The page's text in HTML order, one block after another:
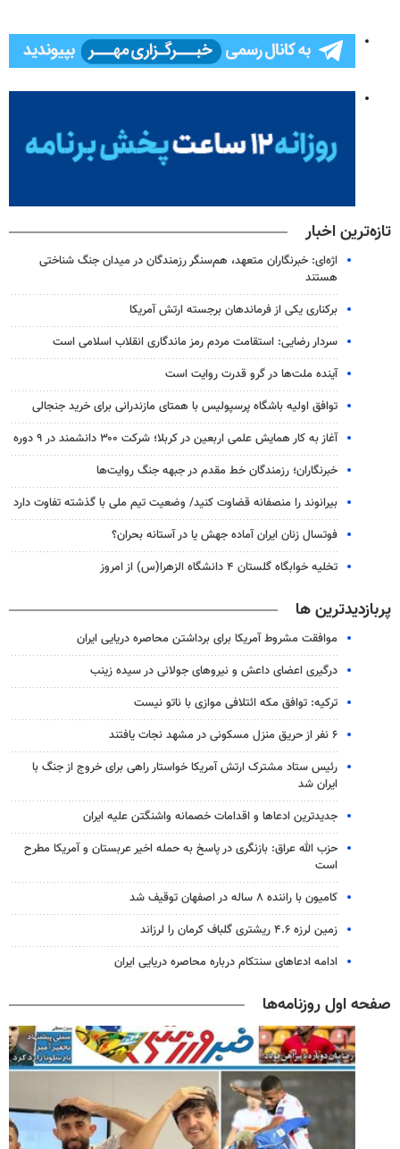
تازه‌ترین اخبار
اژه‌ای: خبرنگاران متعهد، هم‌سنگر رزمندگان در میدان جنگ شناختی
هستند
برکناری یکی از فرماندهان برجسته ارتش آمریکا
سردار رضایی: استقامت مردم رمز ماندگاری انقلاب اسلامی است
آینده ملت‌ها در گرو قدرت روایت است
توافق اولیه باشگاه پرسپولیس با همتای مازندرانی برای خرید جنجالی
آغاز به کار همایش علمی اربعین در کربلا؛ شرکت ۳۰۰ دانشمند در ۹ دوره
خبرنگاران؛ رزمندگان خط مقدم در جبهه جنگ روایت‌ها
بیرانوند را منصفانه قضاوت کنید/ وضعیت تیم ملی با گذشته تفاوت دارد
فوتسال زنان ایران آماده جهش یا در آستانه بحران؟
تخلیه خوابگاه گلستان ۴ دانشگاه الزهرا(س) از امروز
پربازدیدترین ها
موافقت مشروط آمریکا برای برداشتن محاصره دریایی ایران
درگیری اعضای داعش و نیروهای جولانی در سیده زینب
ترکیه: توافق مکه ائتلافی موازی با ناتو نیست
۶ نفر از حریق منزل مسکونی در مشهد نجات یافتند
رئیس ستاد مشترک ارتش آمریکا خواستار راهی برای خروج از جنگ با
ایران شد
جدیدترین ادعاها و اقدامات خصمانه واشنگتن علیه ایران
حزب الله عراق: بازنگری در پاسخ به حمله اخیر عربستان و آمریکا مطرح
است
کامیون با راننده ۸ ساله در اصفهان توقیف شد
زمین لرزه ۴.۶ ریشتری گلباف کرمان را لرزاند
ادامه ادعاهای سنتکام درباره محاصره دریایی ایران
صفحه اول روزنامه‌ها